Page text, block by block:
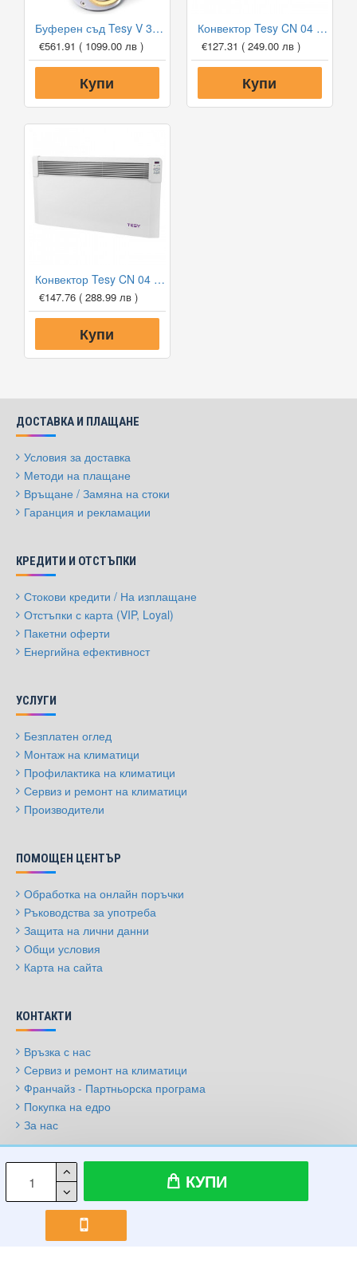
КУПИ
Буферен съд Tesy V 300 65 F41 P4 за отоплителни инсталации
€561.91 ( 1099.00 лв )
Купи
Конвектор Tesy CN 04 150 EIS W, 1500W, Електронен термостат
€127.31 ( 249.00 лв )
Купи
Конвектор Tesy CN 04 200 EIS W, 2000W, Електронен термостат
€147.76 ( 288.99 лв )
Купи
ДОСТАВКА И ПЛАЩАНЕ
Условия за доставка
Методи на плащане
Връщане / Замяна на стоки
Гаранция и рекламации
КРЕДИТИ И ОТСТЪПКИ
Стокови кредити / На изплащане
Отстъпки с карта (VIP, Loyal)
Пакетни оферти
Енергийна ефективност
УСЛУГИ
Безплатен оглед
Монтаж на климатици
Профилактика на климатици
Сервиз и ремонт на климатици
Производители
ПОМОЩЕН ЦЕНТЪР
Обработка на онлайн поръчки
Ръководства за употреба
Защита на лични данни
Общи условия
Карта на сайта
КОНТАКТИ
Връзка с нас
Сервиз и ремонт на климатици
Франчайз - Партньорска програма
Покупка на едро
За нас
© 2009-2026, Климатици.бг, Всички права запазени